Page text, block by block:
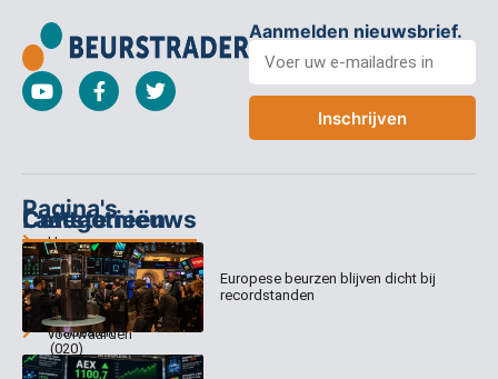
Aanmelden nieuwsbrief.
Inschrijven
Pagina's
Home
Abonnementen
Dagcommentaar
Tradealert
Organisatie
Categorieën
Columns
Dagcommentaar
Algemene
voorwaarden
Disclaimer
Contact
Keizersgracht
520
1017 EK
Amsterdam
(020)
231
Laatste nieuws
Europese beurzen blijven dicht bij
recordstanden